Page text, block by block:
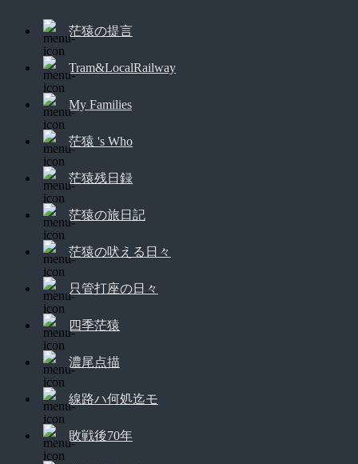
茫猿の提言
Tram&LocalRailway
My Families
茫猿 's Who
茫猿残日録
茫猿の旅日記
茫猿の吠える日々
只管打座の日々
四季茫猿
濃尾点描
線路ハ何処迄モ
敗戦後70年